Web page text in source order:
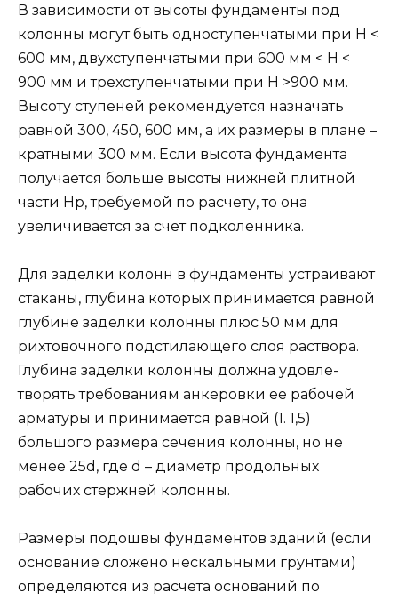
В зависимости от высоты фундаменты под
колонны могут быть одноступенчатыми при Н <
600 мм, двухступенчаты­ми при 600 мм < Н <
900 мм и трехступенчатыми при Н >900 мм.
Высоту ступеней рекомендуется назначать
равной 300, 450, 600 мм, а их размеры в плане –
кратными 300 мм. Если высота фундамента
получается больше высоты нижней плитной
части Нр, требуемой по расчету, то она
увеличивается за счет подколенника.
Для заделки колонн в фундаменты устраивают
стака­ны, глубина которых принимается равной
глубине заделки колонны плюс 50 мм для
рихтовочного подстилающего слоя раствора.
Глубина заделки колонны должна удовле­
творять требованиям анкеровки ее рабочей
арматуры и при­нимается равной (1. 1,5)
большого размера сече­ния колонны, но не
менее 25d, где d – диаметр продоль­ных
рабочих стержней колонны.
Размеры подошвы фундаментов зданий (если
основание сло­жено нескальными грунтами)
определяются из расчета основа­ний по